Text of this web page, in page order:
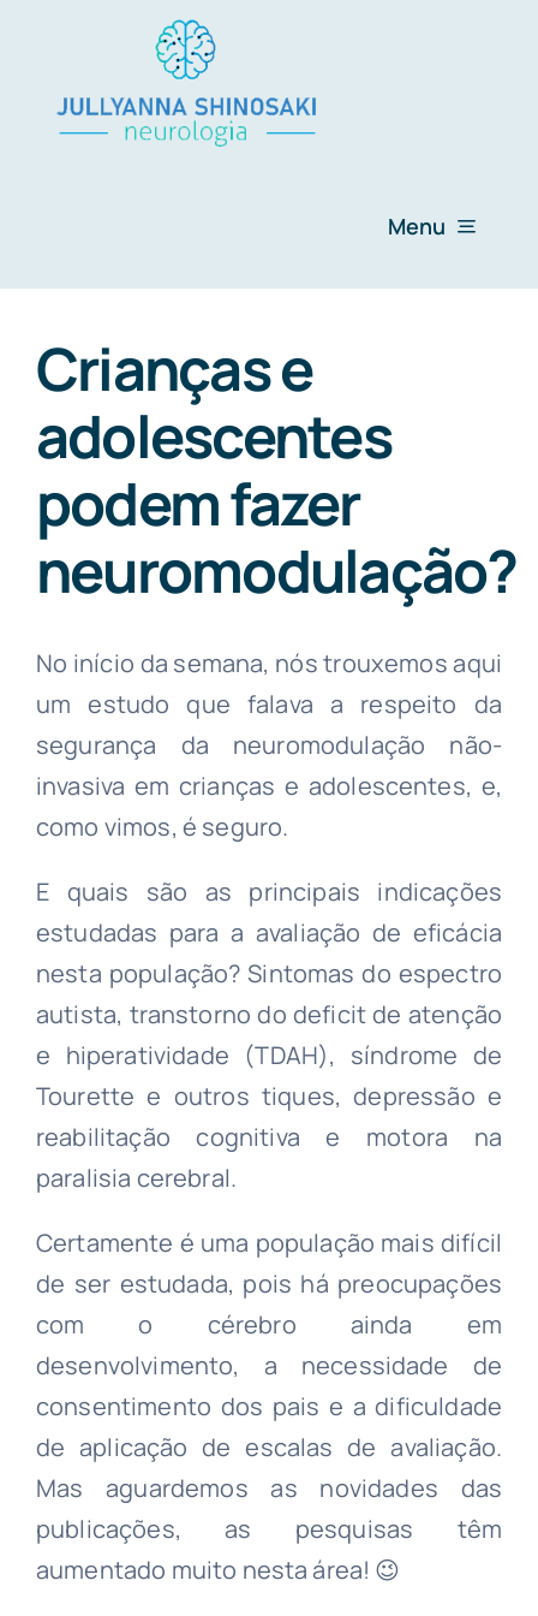
conteúdo
Menu
Home
Sobre Mim
Cefaleias
Neuromodulação
Toxina Botulínica Terapêutica
Agendamento
Crianças e
adolescentes
podem fazer
neuromodulação?
No início da semana, nós trouxemos aqui
um estudo que falava a respeito da
segurança da neuromodulação não-
invasiva em crianças e adolescentes, e,
como vimos, é seguro.
E quais são as principais indicações
estudadas para a avaliação de eficácia
nesta população? Sintomas do espectro
autista, transtorno do deficit de atenção
e hiperatividade (TDAH), síndrome de
Tourette e outros tiques, depressão e
reabilitação cognitiva e motora na
paralisia cerebral.⠀
Certamente é uma população mais difícil
de ser estudada, pois há preocupações
com o cérebro ainda em
desenvolvimento, a necessidade de
consentimento dos pais e a dificuldade
de aplicação de escalas de avaliação.
Mas aguardemos as novidades das
publicações, as pesquisas têm
aumentado muito nesta área! 😉